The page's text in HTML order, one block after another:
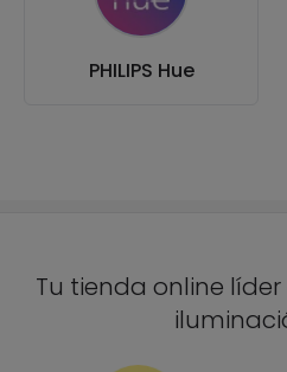
PHILIPS Hue
Tu tienda online